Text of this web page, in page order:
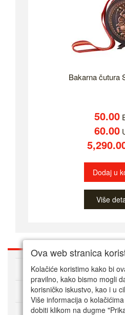
Bakarna čutura
50.00
60.00
Dodaj u
Više
O nama
Kako kupovati online
Korisnički servis
Ova web stranica
Kolačiće koristimo kako bi
pravilno, kako bismo mogli
korisničko iskustvo, kao i u
Više informacija o
dobiti klikom na dugme